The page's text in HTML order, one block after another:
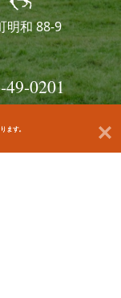
明和 88-9
0201
ます。